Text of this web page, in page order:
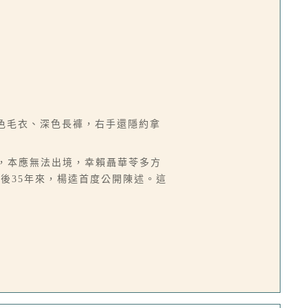
毛衣、深色長褲，右手還隱約拿
本應無法出境，幸賴聶華苓多方
35年來，楊逵首度公開陳述。這